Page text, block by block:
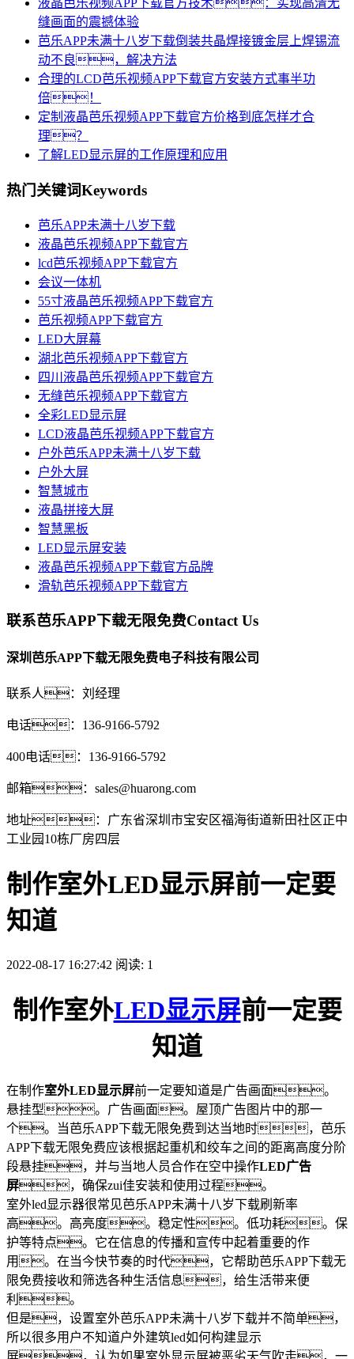
液晶芭乐视频APP下载官方技术：实现高清无
缝画面的震撼体验
芭乐APP未满十八岁下载倒装共晶焊接镀金层上焊锡流
动不良，解决方法
合理的LCD芭乐视频APP下载官方安装方式事半功
倍！
定制液晶芭乐视频APP下载官方价格到底怎样才合
理？
了解LED显示屏的工作原理和应用
热门关键词Keywords
芭乐APP未满十八岁下载
液晶芭乐视频APP下载官方
lcd芭乐视频APP下载官方
会议一体机
55寸液晶芭乐视频APP下载官方
芭乐视频APP下载官方
LED大屏幕
湖北芭乐视频APP下载官方
四川液晶芭乐视频APP下载官方
无缝芭乐视频APP下载官方
全彩LED显示屏
LCD液晶芭乐视频APP下载官方
户外芭乐APP未满十八岁下载
户外大屏
智慧城市
液晶拼接大屏
智慧黑板
LED显示屏安装
液晶芭乐视频APP下载官方品牌
滑轨芭乐视频APP下载官方
联系芭乐APP下载无限免费Contact Us
深圳芭乐APP下载无限免费电子科技有限公司
联系人：刘经理
电话：136-9166-5792
400电话：136-9166-5792
邮箱：sales@huarong.com
地址：广东省深圳市宝安区福海街道新田社区正中
工业园10栋厂房四层
制作室外LED显示屏前一定要
知道
2022-08-17 16:27:42 阅读: 1
制作室外LED显示屏前一定要
知道
在制作室外LED显示屏前一定要知道是广告画面。
悬挂型。广告画面。屋顶广告图片中的那一
个。当芭乐APP下载无限免费到达当地时，芭乐
APP下载无限免费应该根据起重机和绞车之间的距离高度分阶
段悬挂，并与当地人员合作在空中操作LED广告
屏，确保zui佳安装和使用过程。
室外led显示器很常见芭乐APP未满十八岁下载刷新率
高。高亮度。稳定性。低功耗。保
护等特点。它在信息的传播和宣传中起着重要的作
用。在当今快节奏的时代，它帮助芭乐APP下载无
限免费接收和筛选各种生活信息，给生活带来便
利。
但是，设置室外芭乐APP未满十八岁下载并不简单，
所以很多用户不知道户外建筑led如何构建显示
屏，认为如果室外显示屏被恶劣天气吹走，一